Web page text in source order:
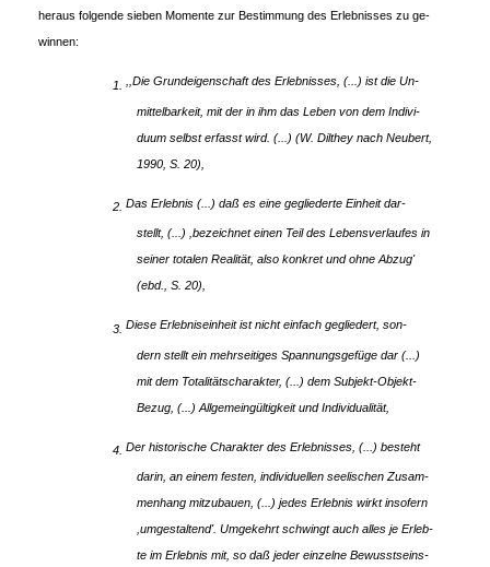
heraus folgende sieben Momente zur Bestimmung des Erlebnisses zu ge-
winnen:
1. ,,Die Grundeigenschaft des Erlebnisses, (...) ist die Un-
mittelbarkeit, mit der in ihm das Leben von dem Indivi-
duum selbst erfasst wird. (...) (W. Dilthey nach Neubert,
1990, S. 20),
2. Das Erlebnis (...) daß es eine gegliederte Einheit dar-
stellt, (...) ,bezeichnet einen Teil des Lebensverlaufes in
seiner totalen Realität, also konkret und ohne Abzug'
(ebd., S. 20),
3. Diese Erlebniseinheit ist nicht einfach gegliedert, son-
dern stellt ein mehrseitiges Spannungsgefüge dar (...)
mit dem Totalitätscharakter, (...) dem Subjekt-Objekt-
Bezug, (...) Allgemeingültigkeit und Individualität,
4. Der historische Charakter des Erlebnisses, (...) besteht
darin, an einem festen, individuellen seelischen Zusam-
menhang mitzubauen, (...) jedes Erlebnis wirkt insofern
,umgestaltend'. Umgekehrt schwingt auch alles je Erleb-
te im Erlebnis mit, so daß jeder einzelne Bewusstseins-